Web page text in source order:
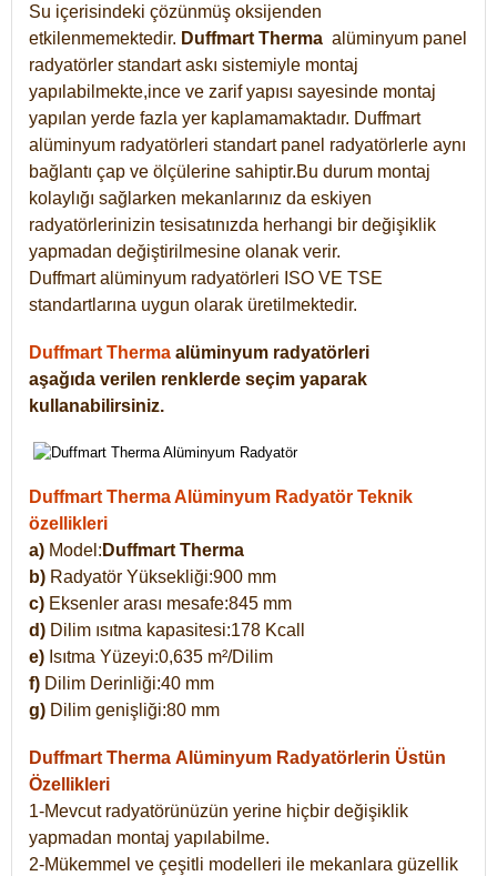
Su içerisindeki çözünmüş oksijenden
etkilenmemektedir. Duffmart Therma alüminyum panel
radyatörler standart askı sistemiyle montaj
yapılabilmekte,ince ve zarif yapısı sayesinde montaj
yapılan yerde fazla yer kaplamamaktadır. Duffmart
alüminyum radyatörleri standart panel radyatörlerle aynı
bağlantı çap ve ölçülerine sahiptir.Bu durum montaj
kolaylığı sağlarken mekanlarınız da eskiyen
radyatörlerinizin tesisatınızda herhangi bir değişiklik
yapmadan değiştirilmesine olanak verir.
Duffmart alüminyum radyatörleri ISO VE TSE
standartlarına uygun olarak üretilmektedir.
Duffmart Therma alüminyum radyatörleri
aşağıda verilen renklerde seçim yaparak
kullanabilirsiniz.
Duffmart Therma Alüminyum Radyatör Teknik
özellikleri
a) Model: Duffmart Therma
b) Radyatör Yüksekliği:900 mm
c) Eksenler arası mesafe:845 mm
d) Dilim ısıtma kapasitesi:178 Kcall
e) Isıtma Yüzeyi:0,635 m²/Dilim
f) Dilim Derinliği:40 mm
g) Dilim genişliği:80 mm
Duffmart Therma Alüminyum Radyatörlerin Üstün
Özellikleri
1-Mevcut radyatörünüzün yerine hiçbir değişiklik
yapmadan montaj yapılabilme.
2-Mükemmel ve çeşitli modelleri ile mekanlara güzellik